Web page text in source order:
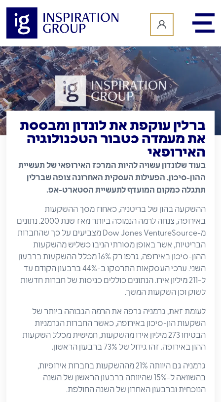
ברלין עוקפת את לונדון ומבססת
את מעמדה כטבור הטכנולוגיה
האירופאי
בעוד שלונדון עשויה להיות המרכז האירופאי של תעשיית
ההון-סיכון, הפעילות העסקית האחרונה צופה שברלין
תתגלה כמקום המועדף לתעשיית הסטארט-אפ.
ההשקעה בהון של בריטניה, כאחוז מסך ההשקעות
באירופה, צנחה לרמה הנמוכה ביותר מאז שנת 2000. נתונים
מ-Dow Jones VentureSource מצביעים על כך שהחברות
הבריטיות, אשר באופן מסורתי הניבו כשליש מהשקעות
ההון-סיכון באירופה, גרפו רק 16% מכלל ההשקעות ברבעון
השני. ערכי העסקאות התרסקו ב-44% ברבעון הקודם עד
ל-211 מיליון אירו. הנתונים כוללים כניסות של חברות חדשות
לשוק וכן השקעות המשך.
לעומת זאת, גרמניה גרפה את הרמה הגבוהה ביותר של
השקעות הון-סיכון באירופה, כאשר החברות הגרמניות
הבטיחו 273 מיליון אירו מהשקעות, חמישית מכלל השקעות
ההון באירופה. זהו גידול של 73% ברבעון הראשון.
גרמניה גם היוותה 21% מההשקעות בחברות אירופיות,
בהשוואה ל-15% שהיוותה ברבעון הראשון של השנה
הנוכחית וברבעון האחרון של השנה החולפת.